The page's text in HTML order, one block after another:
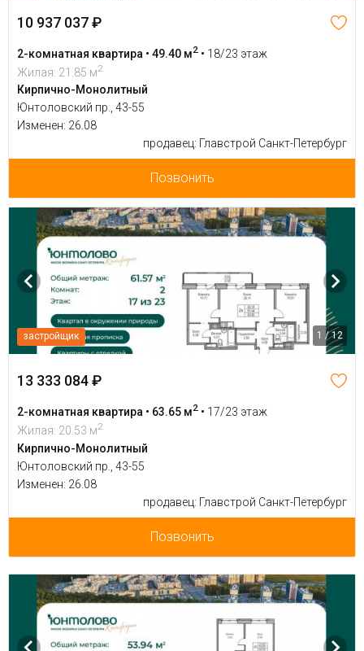
10 937 037 ₽
2-комнатная квартира • 49.40 м2 • 18/23 этаж
Жилая: 21.85 м2
Кирпично-Монолитный
Юнтоловский пр., 43-55
Изменен: 26.08
продавец: Главстрой Санкт-Петербург
Позвонить
застройщик 1 / 12
13 333 084 ₽
2-комнатная квартира • 63.65 м2 • 17/23 этаж
Жилая: 20.53 м2
Кирпично-Монолитный
Юнтоловский пр., 43-55
Изменен: 26.08
продавец: Главстрой Санкт-Петербург
Позвонить